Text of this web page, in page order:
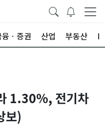
ㆍ증권 산업 부동산
1.30%, 전기차
보)